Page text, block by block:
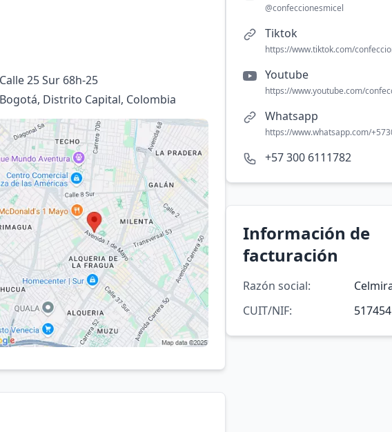
Calle 25 Sur 68h-25
Bogotá, Distrito Capital, Colombia
@confeccionesmicel
Tiktok
https://www.tiktok.com/
Youtube
https://www.youtube.com/
Whatsapp
https://www.whatsapp.com/
+57 300 6111782
Información de
facturación
Razón social:
CUIT/NIF: